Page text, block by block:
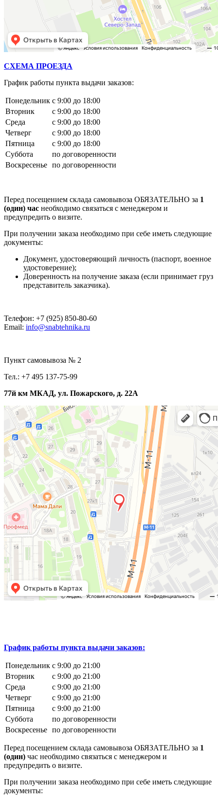
СХЕМА ПРОЕЗДА
График работы пункта выдачи заказов:
Понедельник с 9:00 до 18:00
Вторник
с 9:00 до 18:00
Среда
с 9:00 до 18:00
Четверг
с 9:00 до 18:00
Пятница
с 9:00 до 18:00
Суббота
по договоренности
Воскресенье по договоренности
Перед посещением склада самовывоза ОБЯЗАТЕЛЬНО за 1
(один) час необходимо связаться с менеджером и
предупредить о визите.
При получении заказа необходимо при себе иметь следующие
документы:
Документ, удостоверяющий личность (паспорт, военное
удостоверение);
Доверенность на получение заказа (если принимает груз
представитель заказчика).
Телефон: +7 (925) 850-80-60
Email: info@snabtehnika.ru
Пункт самовывоза № 2
Тел.: +7 495 137-75-99
77й км МКАД, ул. Пожарского, д. 22А
График работы пункта выдачи заказов:
Понедельник с 9:00 до 21:00
Вторник
с 9:00 до 21:00
Среда
с 9:00 до 21:00
Четверг
с 9:00 до 21:00
Пятница
с 9:00 до 21:00
Суббота
по договоренности
Воскресенье по договоренности
Перед посещением склада самовывоза ОБЯЗАТЕЛЬНО за 1
(один) час необходимо связаться с менеджером и
предупредить о визите.
При получении заказа необходимо при себе иметь следующие
документы: